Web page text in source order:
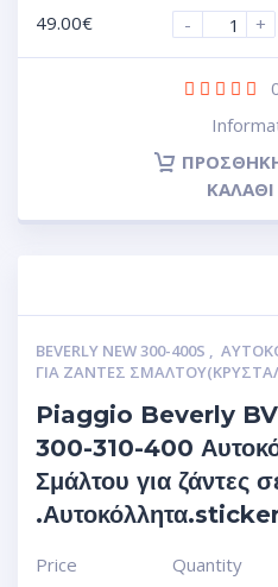
49.00€
-
+
ΚΑΛΆΘΙ
BEVERLY NEW 300-400S ,
ΓΙΑ ΖΆΝΤΕΣ
Piaggio Beverly
300-310-400
Σμάλτου για ζάντες
Price Quantity